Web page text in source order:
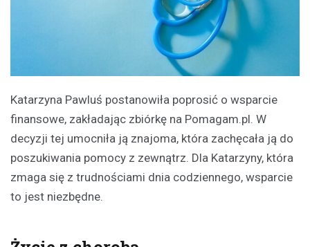
Katarzyna Pawluś postanowiła poprosić o wsparcie
finansowe, zakładając zbiórkę na Pomagam.pl. W
decyzji tej umocniła ją znajoma, która zachęcała ją do
poszukiwania pomocy z zewnątrz. Dla Katarzyny, która
zmaga się z trudnościami dnia codziennego, wsparcie
to jest niezbędne.